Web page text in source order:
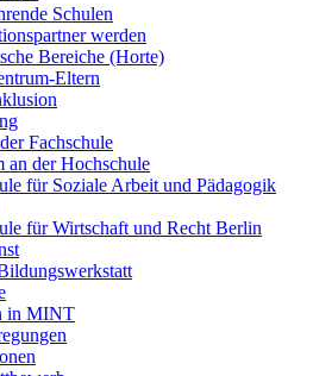
Schulen
werden
Bereiche (Horte)
Eltern
Fachschule
an der Hochschule
für Soziale Arbeit und Pädagogik
für Wirtschaft und Recht Berlin
in MINT